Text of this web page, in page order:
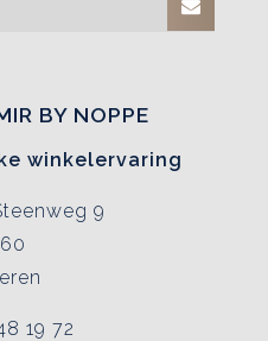
BY NOPPE
winkelervaring
9
19 72